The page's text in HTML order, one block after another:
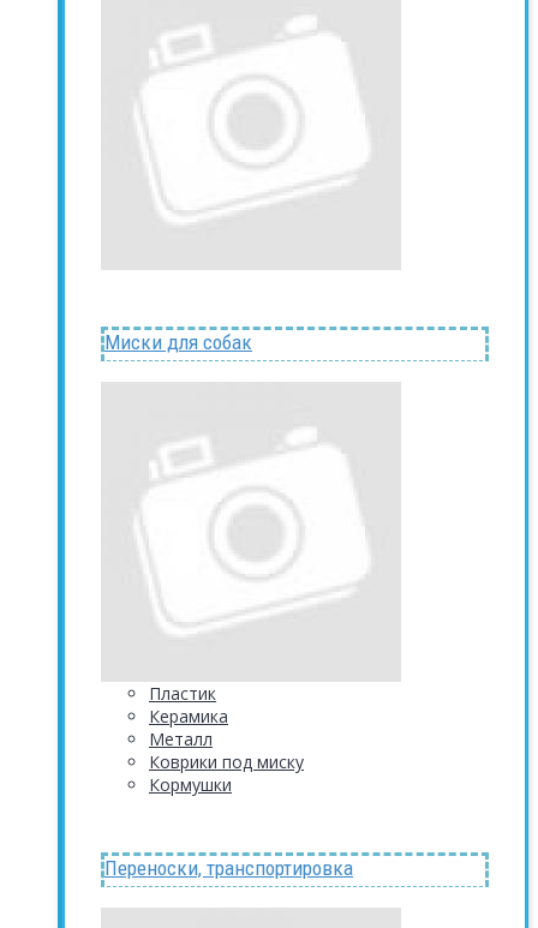
Миски для собак
Пластик
Керамика
Металл
Коврики под миску
Кормушки
Переноски, транспортировка